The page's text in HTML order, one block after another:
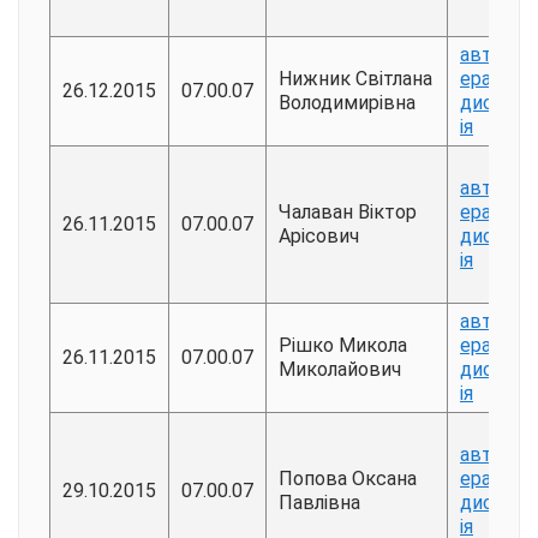
26.12.2015 07.00.07
Нижник Світлана
Володимирівна
автореф
ерат
ія
26.11.2015 07.00.07
Чалаван Віктор
Арісович
автореф
ерат
ія
26.11.2015 07.00.07
Рішко Микола
Миколайович
автореф
ерат
ія
29.10.2015 07.00.07
Попова Оксана
Павлівна
автореф
ерат
ія